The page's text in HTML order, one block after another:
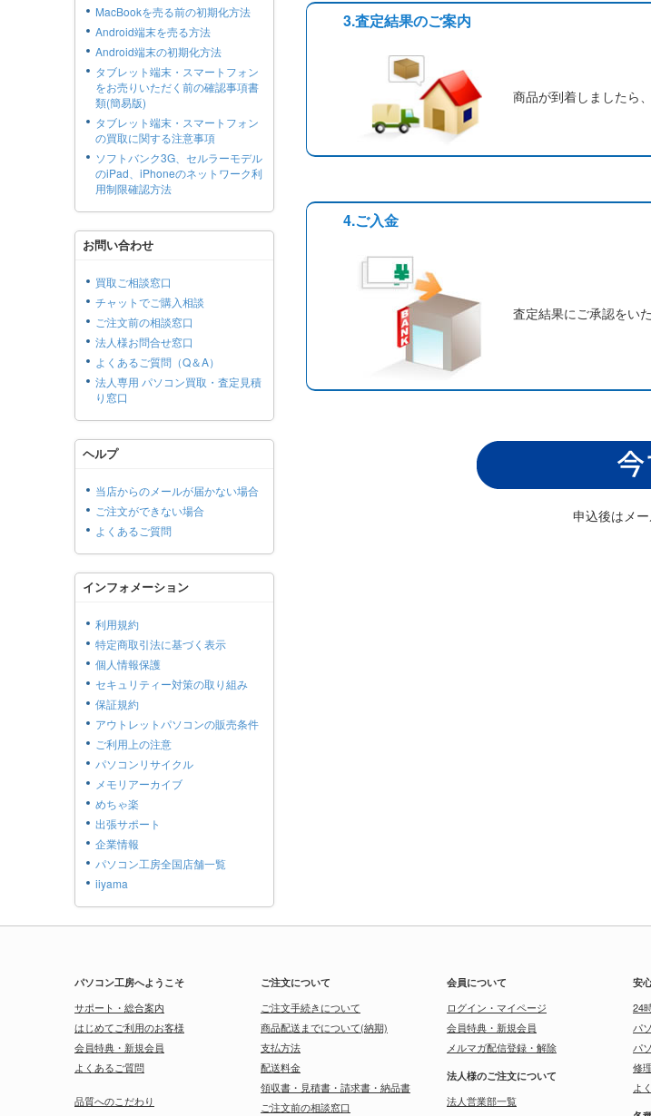
3.査定結果のご案内
商品が到着しましたら
4.ご入金
査定結果にご承認をい
申込後はメ
MacBookを売る前の初期化方法
Android端末を売る方法
Android端末の初期化方法
タブレット端末・スマートフォン
をお売りいただく前の確認事項書
類(簡易版)
タブレット端末・スマートフォン
の買取に関する注意事項
ソフトバンク3G、セルラーモデル
のiPad、iPhoneのネットワーク利
用制限確認方法
お問い合わせ
買取ご相談窓口
チャットでご購入相談
ご注文前の相談窓口
法人様お問合せ窓口
よくあるご質問（Q＆A）
法人専用 パソコン買取・査定見積
り窓口
ヘルプ
当店からのメールが届かない場合
ご注文ができない場合
よくあるご質問
インフォメーション
利用規約
特定商取引法に基づく表示
個人情報保護
セキュリティー対策の取り組み
保証規約
アウトレットパソコンの販売条件
ご利用上の注意
パソコンリサイクル
メモリアーカイブ
めちゃ楽
出張サポート
企業情報
パソコン工房全国店舗一覧
iiyama
パソコン工房へようこそ
サポート・総合案内
はじめてご利用のお客様
会員特典・新規会員
よくあるご質問
品質へのこだわり
ご注文について
ご注文手続きについて
商品配送までについて(納期)
支払方法
配送料金
領収書・見積書・請求書・納品書
ご注文前の相談窓口
会員について
ログイン・マイページ
会員特典・新規会員
メルマガ配信登録・解除
法人様のご注文について
法人営業部一覧
安
24
パ
パ
修
よ